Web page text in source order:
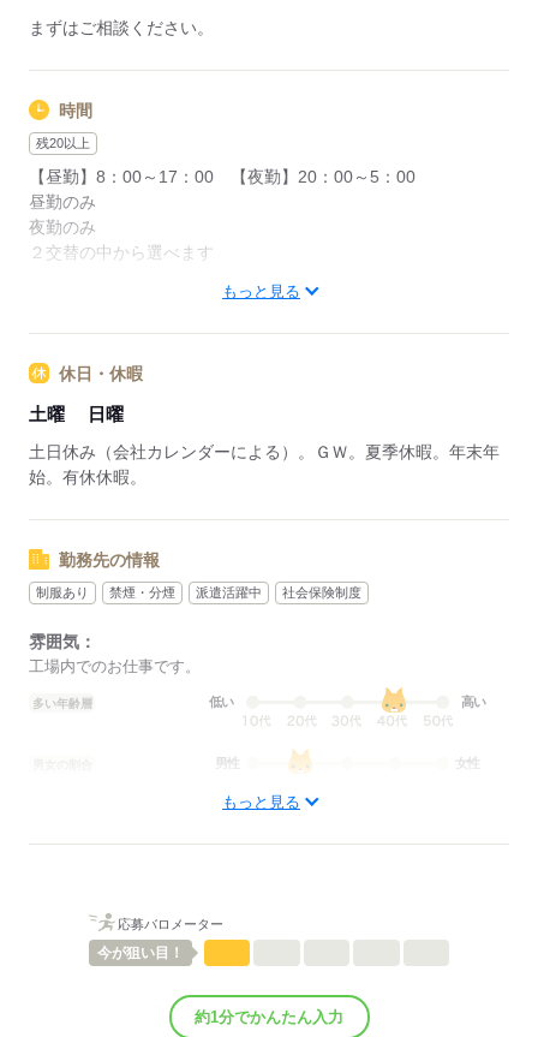
まずはご相談ください。
時間
残20以上
【昼勤】8：00～17：00 【夜勤】20：00～5：00
昼勤のみ
夜勤のみ
２交替の中から選べます
残業時間は毎日０～2時間あるため残業で稼ぎたいと思っている
もっと見る
休日・休暇
土曜 日曜
土日休み（会社カレンダーによる）。ＧＷ。夏季休暇。年末年
始。有休休暇。
勤務先の情報
制服あり 禁煙・分煙 派遣活躍中 社会保険制度
雰囲気：
工場内でのお仕事です。
多い年齢層 低い 高い
男性 女性
配属先部署：
機械オペレーター
20人
（男6：女4）
もっと見る
応募バロメーター
今が狙い目！
約1分でかんたん入力